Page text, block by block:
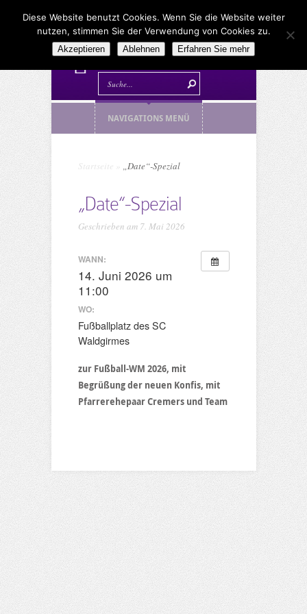
NAVIGATIONS MENÜ
Startseite „Date“-Spezial
„Date“-Spezial
Geschrieben am 7. Mai 2026
WANN:
14. Juni 2026 um
11:00
WO:
Fußballplatz des SC
Waldgirmes
zur Fußball-WM 2026, mit
Begrüßung der neuen Konfis, mit
Pfarrerehepaar Cremers und Team
Diese Website benutzt Cookies. Wenn Sie die Website weiter
nutzen, stimmen Sie der Verwendung von Cookies zu.
Akzeptieren Ablehnen Erfahren Sie mehr